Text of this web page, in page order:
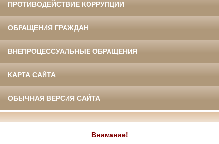
ПРОТИВОДЕЙСТВИЕ КОРРУПЦИИ
ОБРАЩЕНИЯ ГРАЖДАН
ВНЕПРОЦЕССУАЛЬНЫЕ ОБРАЩЕНИЯ
КАРТА САЙТА
ОБЫЧНАЯ ВЕРСИЯ САЙТА
Внимание!